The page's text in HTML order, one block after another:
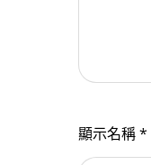
顯示名稱*